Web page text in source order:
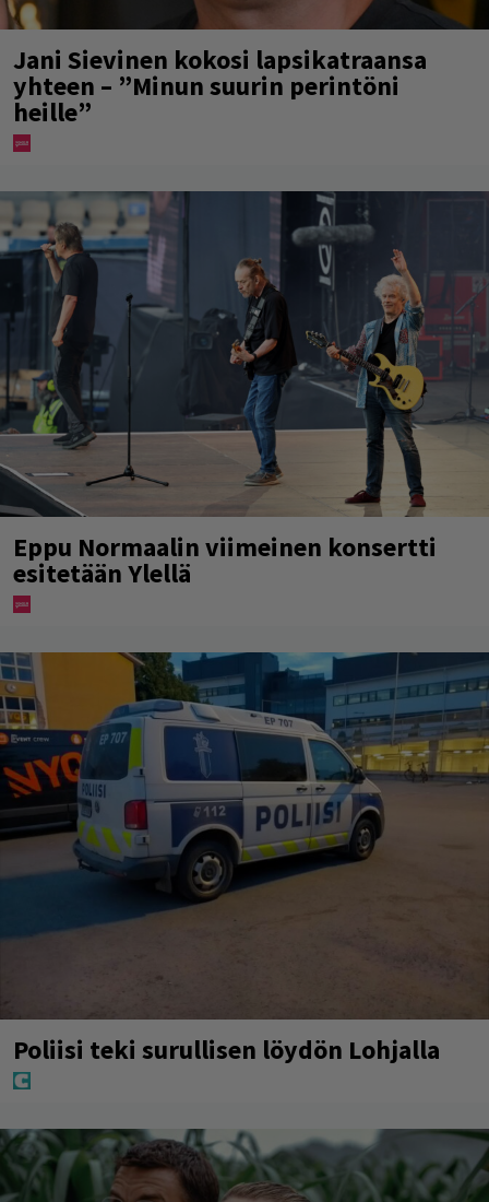
Jani Sievinen kokosi lapsikatraansa
yhteen – ”Minun suurin perintöni
heille”
Eppu Normaalin viimeinen konsertti
esitetään Ylellä
Poliisi teki surullisen löydön Lohjalla